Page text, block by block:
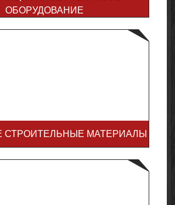
ОБОРУДОВАНИЕ
СТРОИТЕЛЬНЫЕ МАТЕРИАЛЫ